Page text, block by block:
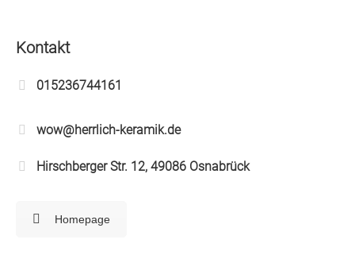
Kontakt
015236744161
wow@herrlich-keramik.de
Hirschberger Str. 12, 49086 Osnabrück
Homepage